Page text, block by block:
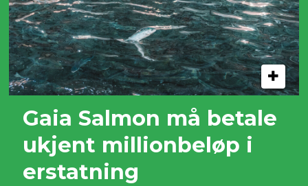
Gaia Salmon må betale
ukjent millionbeløp i
erstatning